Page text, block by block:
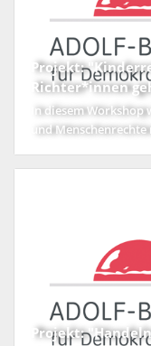
Projekt:
Richter*innen
In diesem
und
Projekt: